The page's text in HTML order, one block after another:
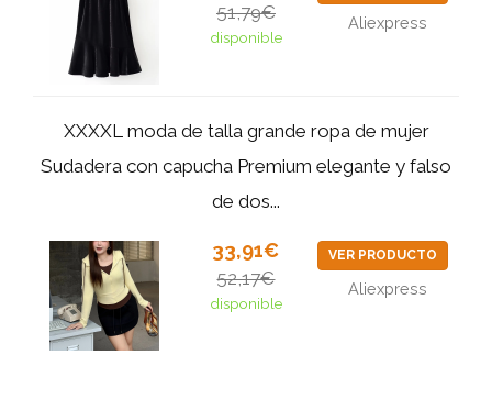
51,79€
disponible
Aliexpress
XXXXL moda de talla grande ropa de mujer
Sudadera con capucha Premium elegante y falso
de dos...
33,91€
52,17€
disponible
VER PRODUCTO
Aliexpress